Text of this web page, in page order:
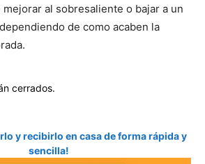
mejorar al sobresaliente o bajar a un
de como acaben la
cerrados.
y recibirlo en casa de forma rápida y
sencilla!